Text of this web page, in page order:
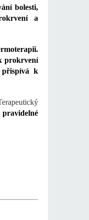
bolesti,
a
prokrvení
přispívá k